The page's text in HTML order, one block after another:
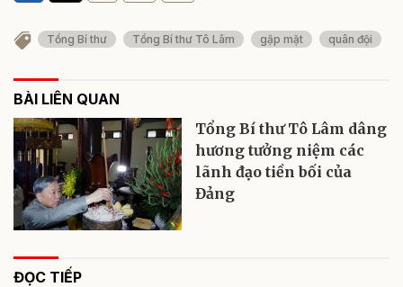
Tổng Bí thư Tổng Bí thư Tô Lâm gặp mặt quân đội
BÀI LIÊN QUAN
Tổng Bí thư Tô Lâm dâng
hương tưởng niệm các
lãnh đạo tiền bối của
Đảng
ĐỌC TIẾP